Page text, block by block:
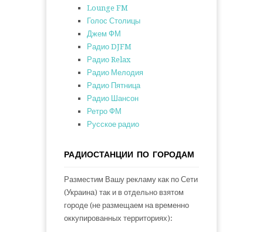
Lounge FM
Голос Столицы
Джем ФМ
Радио DJFM
Радио Relax
Радио Мелодия
Радио Пятница
Радио Шансон
Ретро ФМ
Русское радио
РАДИОСТАНЦИИ ПО ГОРОДАМ
Разместим Вашу рекламу как по Сети
(Украина) так и в отдельно взятом
городе (не размещаем на временно
оккупированных территориях):